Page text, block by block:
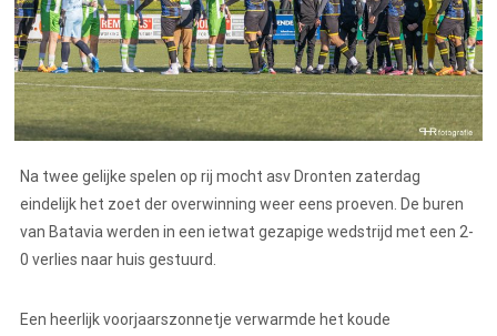
Na twee gelijke spelen op rij mocht asv Dronten zaterdag
eindelijk het zoet der overwinning weer eens proeven. De buren
van Batavia werden in een ietwat gezapige wedstrijd met een 2-
0 verlies naar huis gestuurd.
Een heerlijk voorjaarszonnetje verwarmde het koude